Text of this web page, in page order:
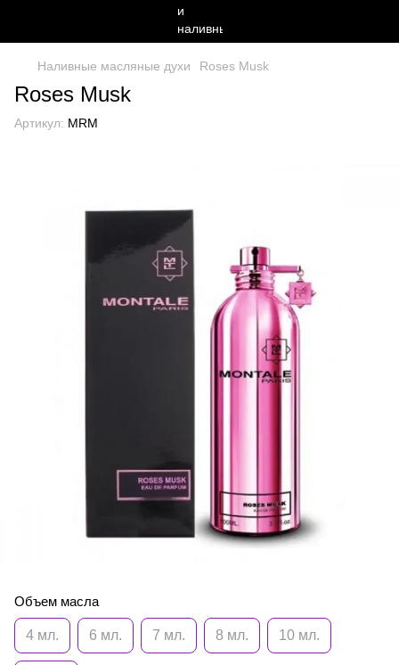
Наливные масляные духи Roses Musk
Roses Musk
Артикул: MRM
Объем масла
4 мл. 6 мл. 7 мл. 8 мл. 10 мл.